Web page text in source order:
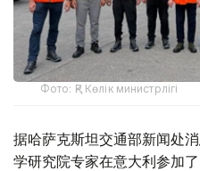
Фото: ҚР Көлік министрлігі
据哈萨克斯坦交通部新闻处
学研究院专家在意大利参加